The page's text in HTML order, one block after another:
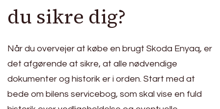
du sikre dig?
Når du overvejer at købe en brugt Skoda Enyaq, er
det afgørende at sikre, at alle nødvendige
dokumenter og historik er i orden. Start med at
bede om bilens servicebog, som skal vise en fuld